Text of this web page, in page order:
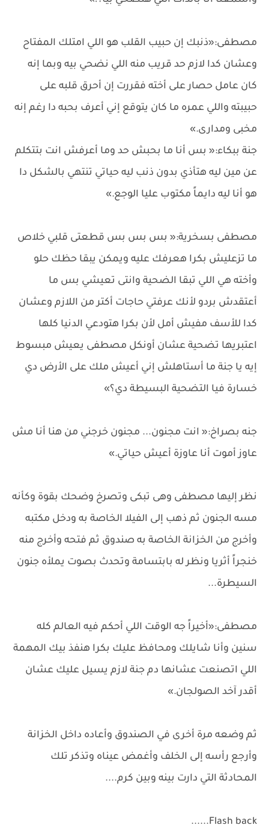
مصطفى:«ذنبك إن حبيب القلب هو اللي امتلك المفتاح
وعشان كدا لازم حد قريب منه اللي نضحي بيه وبما إنه
كان عامل حصار على أخته فقررت إن أحرق قلبه على
حبيبته واللي عمره ما كان يتوقع إني أعرف بحبه دا رغم إنه
مخبى ومدارى.»
جنة ببكاء:« بس أنا ما بحبش حد وما أعرفش انت بتتكلم
عن مين ليه هتأذي بدون ذنب ليه حياتي تنتهي بالشكل دا
هو أنا ليه دايماً مكتوب عليا الوجع.»
مصطفى بسخرية:« بس بس بس قطعتى قلبي خلاص
ما تزعليش بكرا هعرفك عليه ويمكن يبقا حظك حلو
وأخته هي اللي تبقا الضحية وانتى تعيشي بس ما
أعتقدش بردو لأنك عرفتي حاجات أكتر من اللازم وعشان
كدا للأسف مفيش أمل لأن بكرا هتودعي الدنيا كلها
اعتبريها تضحية عشان أونكل مصطفى يعيش مبسوط
إيه يا جنة ما أستاهلش إني أعيش ملك على الأرض دي
خسارة فيا التضحية البسيطة دي؟»
جنه بصراخ:« انت مجنون... مجنون خرجني من هنا أنا مش
عاوز أموت أنا عاوزة أعيش حياتي.»
نظر إليها مصطفى وهى تبكى وتصرخ وضحك بقوة وكأنه
مسه الجنون ثم ذهب إلى الفيلا الخاصة به ودخل مكتبه
وأخرج من الخزانة الخاصة به صندوق ثم فتحه وأخرج منه
خنجراً أثريا ونظر له بابتسامة وتحدث بصوت يملأه جنون
السيطرة...
مصطفى:«أخيراً جه الوقت اللي أحكم فيه العالم كله
سنين وأنا شايلك ومحافظ عليك بكرا هنفذ بيك المهمة
اللي اتصنعت عشانها دم جنة لازم يسيل عليك عشان
أقدر آخد الصولجان.»
ثم وضعه مرة أخرى في الصندوق وأعاده داخل الخزانة
وأرجع رأسه إلى الخلف وأغمض عيناه وتذكر تلك
المحادثة التي دارت بينه وبين كرم....
Flash back......